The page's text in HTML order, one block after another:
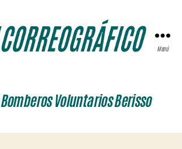
Menú
Bomberos Voluntarios Berisso